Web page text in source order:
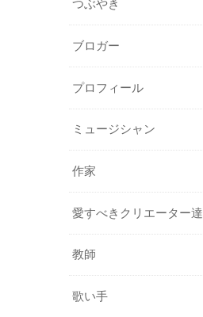
つぶやき
ブロガー
プロフィール
ミュージシャン
作家
愛すべきクリエーター達
教師
歌い手